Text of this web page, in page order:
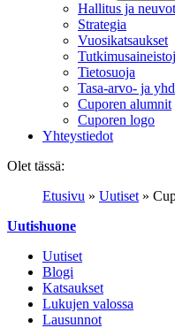
Hallitus ja
Strategia
Vuosikatsaukset
Tietosuoja
Tasa-arvo- ja
Cuporen alumnit
Cuporen logo
Yhteystiedot
Olet tässä:
Etusivu » Uutiset »
Uutishuone
Uutiset
Blogi
Katsaukset
Lukujen valossa
Lausunnot